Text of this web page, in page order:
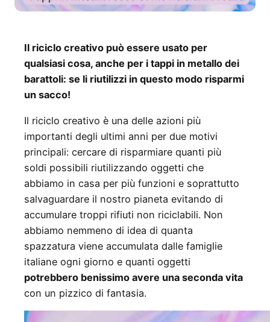
Il riciclo creativo può essere usato per
qualsiasi cosa, anche per i tappi in metallo dei
barattoli: se li riutilizzi in questo modo risparmi
un sacco!
Il riciclo creativo è una delle azioni più
importanti degli ultimi anni per due motivi
principali: cercare di risparmiare quanti più
soldi possibili riutilizzando oggetti che
abbiamo in casa per più funzioni e soprattutto
salvaguardare il nostro pianeta evitando di
accumulare troppi rifiuti non riciclabili. Non
abbiamo nemmeno di idea di quanta
spazzatura viene accumulata dalle famiglie
italiane ogni giorno e quanti oggetti
potrebbero benissimo avere una seconda vita
con un pizzico di fantasia.